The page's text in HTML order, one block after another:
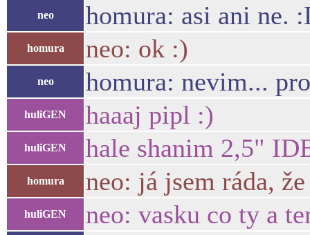
neo homura: asi ani ne.
homura neo: ok :)
neo homura: nevim...
huliGEN haaaj pipl :)
huliGEN hale shanim 2,5"
homura neo: já jsem ráda,
huliGEN neo: vasku co ty a